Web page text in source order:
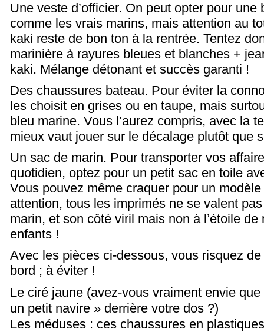
Une veste d’officier. On peut opter pour une
comme les vrais marins, mais attention au
kaki reste de bon ton à la rentrée. Tentez
marinière à rayures bleues et blanches +
kaki. Mélange détonant et succès garanti !
Des chaussures bateau. Pour éviter la
les choisit en grises ou en taupe, mais
bleu marine. Vous l’aurez compris, avec la
mieux vaut jouer sur le décalage plutôt que
Un sac de marin. Pour transporter vos
quotidien, optez pour un petit sac en toile
Vous pouvez même craquer pour un
attention, tous les imprimés ne se valent
marin, et son côté viril mais non à l’étoile
enfants !
Avec les pièces ci-dessous, vous risquez
bord ; à éviter !
Le ciré jaune (avez-vous vraiment envie que
un petit navire » derrière votre dos ?)
Les méduses : ces chaussures en